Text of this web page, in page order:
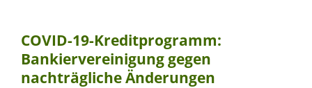
COVID-19-Kreditprogramm:
Bankiervereinigung gegen
nachträgliche Änderungen